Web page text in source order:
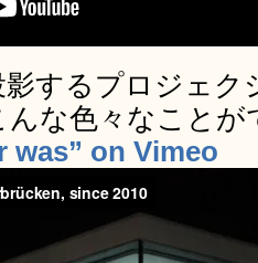
影するプロジェ
んな色々なこと
was” on Vimeo